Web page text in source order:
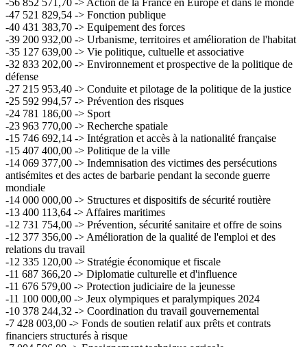
-56 852 571,70 -> Action de la France en Europe et dans le monde
-47 521 829,54 -> Fonction publique
-40 431 383,70 -> Equipement des forces
-39 200 932,00 -> Urbanisme, territoires et amélioration de l'habitat
-35 127 639,00 -> Vie politique, cultuelle et associative
-32 833 202,00 -> Environnement et prospective de la politique de
défense
-27 215 953,40 -> Conduite et pilotage de la politique de la justice
-25 592 994,57 -> Prévention des risques
-24 781 186,00 -> Sport
-23 963 770,00 -> Recherche spatiale
-15 746 692,14 -> Intégration et accès à la nationalité française
-15 407 400,00 -> Politique de la ville
-14 069 377,00 -> Indemnisation des victimes des persécutions
antisémites et des actes de barbarie pendant la seconde guerre
mondiale
-14 000 000,00 -> Structures et dispositifs de sécurité routière
-13 400 113,64 -> Affaires maritimes
-12 731 754,00 -> Prévention, sécurité sanitaire et offre de soins
-12 377 356,00 -> Amélioration de la qualité de l'emploi et des
relations du travail
-12 335 120,00 -> Stratégie économique et fiscale
-11 687 366,20 -> Diplomatie culturelle et d'influence
-11 676 579,00 -> Protection judiciaire de la jeunesse
-11 100 000,00 -> Jeux olympiques et paralympiques 2024
-10 378 244,32 -> Coordination du travail gouvernemental
-7 428 003,00 -> Fonds de soutien relatif aux prêts et contrats
financiers structurés à risque